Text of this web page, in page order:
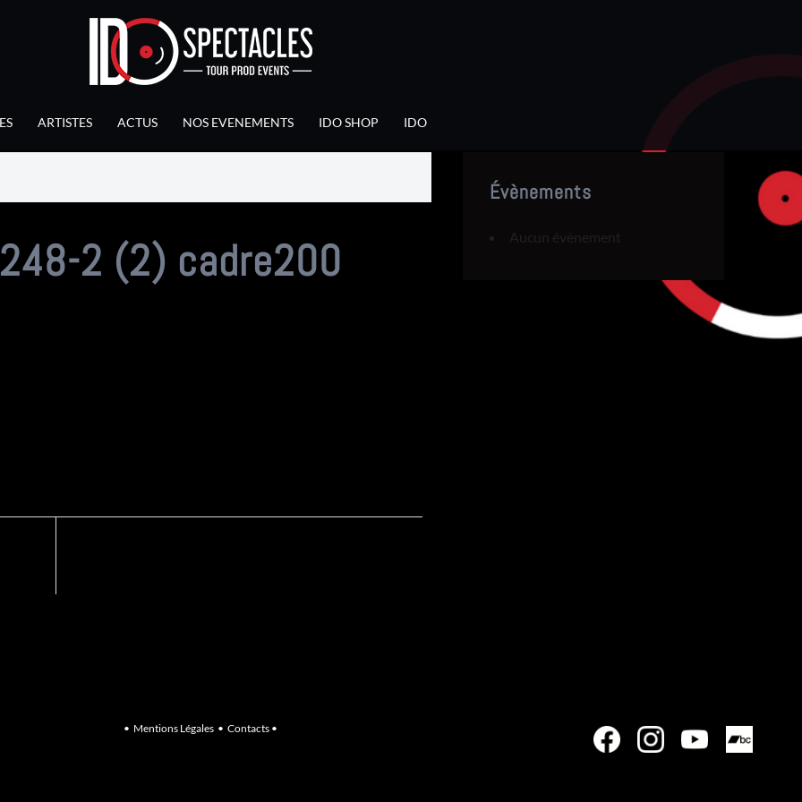
ARTISTES ACTUS NOS EVENEMENTS IDO SHOP IDO
2 (2) cadre200
Évènements
Aucun évènement
• Mentions Légales• Contacts•